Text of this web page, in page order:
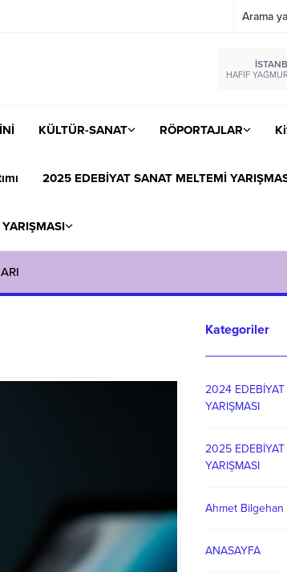
HAFIF
KÜLTÜR-SANAT RÖPORTAJLAR
2025 EDEBİYAT SANAT MELTEMİ
Kategoriler
2024 EDEBİYAT
YARIŞMASI
2025 EDEBİYAT
YARIŞMASI
Ahmet Bilgehan
ANASAYFA